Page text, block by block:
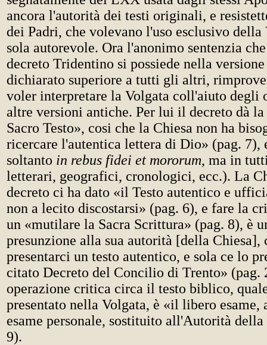
ancora l'autorità dei testi originali, e
dei Padri, che volevano l'uso esclusivo della
sola autorevole. Ora l'anonimo sentenzia
decreto Tridentino si possiede nella
dichiarato superiore a tutti gli altri,
voler interpretare la Volgata coll'aiuto degli
altre versioni antiche. Per lui il decreto dà la
Sacro Testo», cosi che la Chiesa non ha
ricercare l'autentica lettera di Dio» (pag. 7),
soltanto in rebus fidei et mororum, ma in
letterari, geografici, cronologici, ecc.). La
decreto ci ha dato «il Testo autentico e
non a lecito discostarsi» (pag. 6), e fare la
un «mutilare la Sacra Scrittura» (pag. 8), è
presunzione alla sua autorità [della Chiesa],
presentarci un testo autentico, e sola ce lo
citato Decreto del Concilio di Trento» (pag.
operazione critica circa il testo biblico,
presentato nella Volgata, è «il libero
esame personale, sostituito all'Autorità della
9).